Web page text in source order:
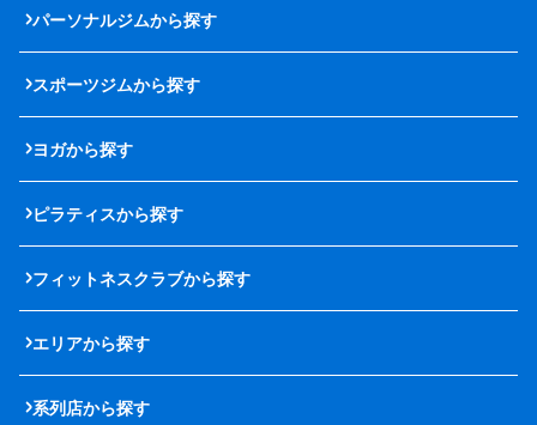
パーソナルジムから探す
スポーツジムから探す
ヨガから探す
ピラティスから探す
フィットネスクラブから探す
エリアから探す
系列店から探す